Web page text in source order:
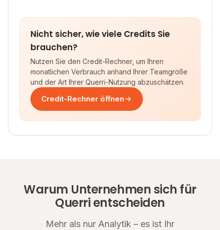
Nicht sicher, wie viele Credits Sie
brauchen?
Nutzen Sie den Credit-Rechner, um Ihren
monatlichen Verbrauch anhand Ihrer Teamgröße
und der Art Ihrer Querri-Nutzung abzuschätzen.
Credit-Rechner öffnen
Warum Unternehmen sich für
Querri entscheiden
Mehr als nur Analytik – es ist Ihr